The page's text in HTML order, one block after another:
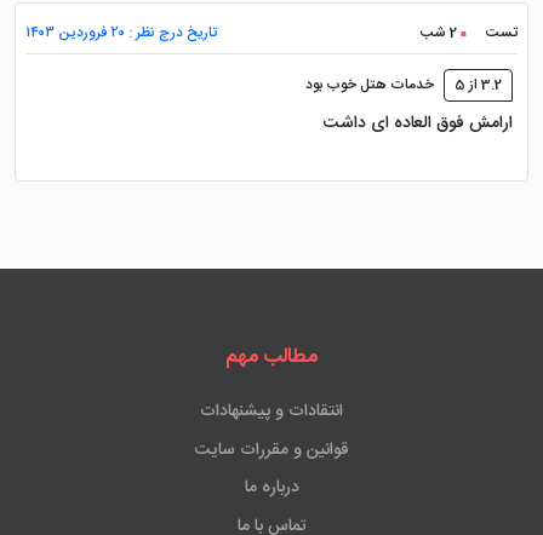
تست 2 شب تاریخ درج نظر : ۲۰ فروردین ۱۴۰۳
3.2 از 5 خدمات هتل خوب بود
ارامش فوق العاده ای داشت
مطالب مهم
انتقادات و پیشنهادات
قوانین و مقررات سایت
درباره ما
تماس با ما